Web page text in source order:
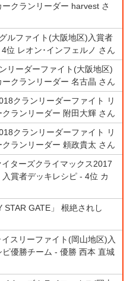
ークランリーダー harvest さ
ルファイト(大阪地区)入賞者
位 レオン･インフェルノ さん
リーダーファイト(大阪地区)
ークランリーダー 名古晶 さん
クランリーダーファイト リ
クランリーダー 附田大輝 さん
クランリーダーファイト リ
クランリーダー 頼政貴太 さん
ターズクライマックス2017
賞者デッキレシピ - 4位 カ
STAR GATE」 根絶されし
スリーファイト(岡山地区)入
優勝チーム - 優勝 西本 直城